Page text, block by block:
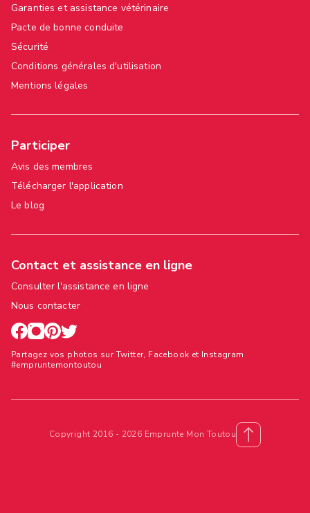
Garanties et assistance vétérinaire
Pacte de bonne conduite
Sécurité
Conditions générales d'utilisation
Mentions légales
Participer
Avis des membres
Télécharger l'application
Le blog
Contact et assistance en ligne
Consulter l'assistance en ligne
Nous contacter
Partagez vos photos sur Twitter, Facebook et Instagram
#empruntemontoutou
Copyright 2016 - 2026 Emprunte Mon Toutou